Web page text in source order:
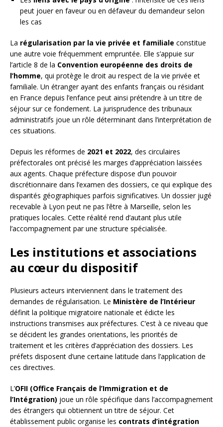
peut jouer en faveur ou en défaveur du demandeur selon
les cas
La régularisation par la vie privée et familiale constitue
une autre voie fréquemment empruntée. Elle s’appuie sur
l’article 8 de la Convention européenne des droits de
l’homme, qui protège le droit au respect de la vie privée et
familiale. Un étranger ayant des enfants français ou résidant
en France depuis l’enfance peut ainsi prétendre à un titre de
séjour sur ce fondement. La jurisprudence des tribunaux
administratifs joue un rôle déterminant dans l’interprétation de
ces situations.
Depuis les réformes de 2021 et 2022, des circulaires
préfectorales ont précisé les marges d’appréciation laissées
aux agents. Chaque préfecture dispose d’un pouvoir
discrétionnaire dans l’examen des dossiers, ce qui explique des
disparités géographiques parfois significatives. Un dossier jugé
recevable à Lyon peut ne pas l’être à Marseille, selon les
pratiques locales. Cette réalité rend d’autant plus utile
l’accompagnement par une structure spécialisée.
Les institutions et associations
au cœur du dispositif
Plusieurs acteurs interviennent dans le traitement des
demandes de régularisation. Le Ministère de l’Intérieur
définit la politique migratoire nationale et édicte les
instructions transmises aux préfectures. C’est à ce niveau que
se décident les grandes orientations, les priorités de
traitement et les critères d’appréciation des dossiers. Les
préfets disposent d’une certaine latitude dans l’application de
ces directives.
L’OFII (Office Français de l’Immigration et de
l’Intégration) joue un rôle spécifique dans l’accompagnement
des étrangers qui obtiennent un titre de séjour. Cet
établissement public organise les contrats d’intégration